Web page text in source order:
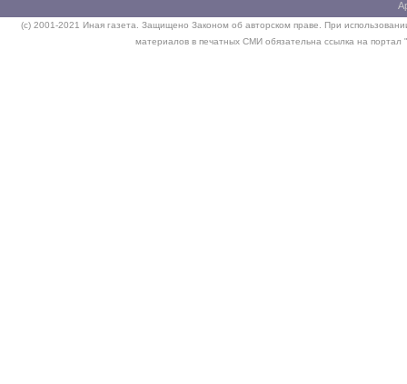
(c) 2001-2021 Иная газета. Защищено Законом об авторском праве. При
материалов в печатных СМИ обязательна ссылка на